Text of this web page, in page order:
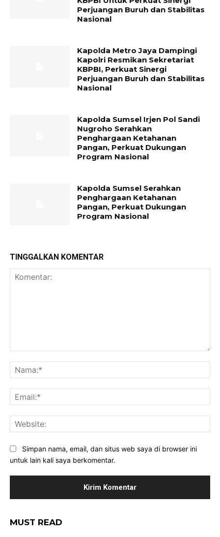
Perjuangan Buruh dan Stabilitas
Nasional
Kapolda Metro Jaya Dampingi
Kapolri Resmikan Sekretariat
KBPBI, Perkuat Sinergi
Perjuangan Buruh dan Stabilitas
Nasional
Kapolda Sumsel Irjen Pol Sandi
Nugroho Serahkan
Penghargaan Ketahanan
Pangan, Perkuat Dukungan
Program Nasional
Kapolda Sumsel Serahkan
Penghargaan Ketahanan
Pangan, Perkuat Dukungan
Program Nasional
TINGGALKAN KOMENTAR
Simpan nama, email, dan situs web saya di browser ini
untuk lain kali saya berkomentar.
MUST READ